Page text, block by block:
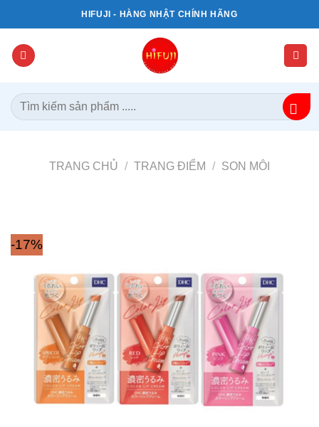
qua
dung
HIFUJI - HÀNG NHẬT CHÍNH HÃNG
Tìm
kiếm:
TRANG CHỦ / TRANG ĐIỂM / SON MÔI
-17%